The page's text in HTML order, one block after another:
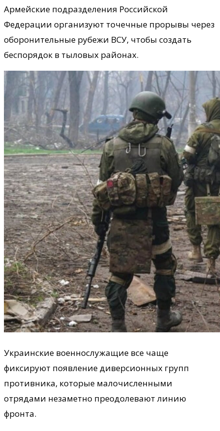
Армейские подразделения Российской
Федерации организуют точечные прорывы через
оборонительные рубежи ВСУ, чтобы создать
беспорядок в тыловых районах.
Украинские военнослужащие все чаще
фиксируют появление диверсионных групп
противника, которые малочисленными
отрядами незаметно преодолевают линию
фронта.